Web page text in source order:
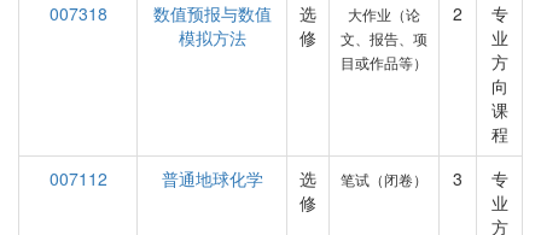
007318
数值预报与数值
模拟方法
选
修
大作业（论
文、报告、项
目或作品等）
2
专
业
方
向
课
程
007112
普通地球化学
选
修
笔试（闭卷） 3
专
业
方